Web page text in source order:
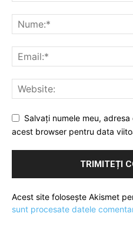
Salvați numele meu,
acest browser pentru data
Acest site folosește Akismet
sunt procesate datele